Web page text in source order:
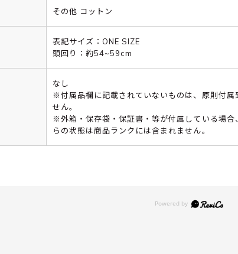
その他 コットン
表記サイズ：ONE SIZE
頭回り：約54~59cm
なし
※付属品欄に記載されていないものは、原則付属
せん。
※外箱・保存袋・保証書・等が付属している場合
らの状態は商品ランクには含まれません。